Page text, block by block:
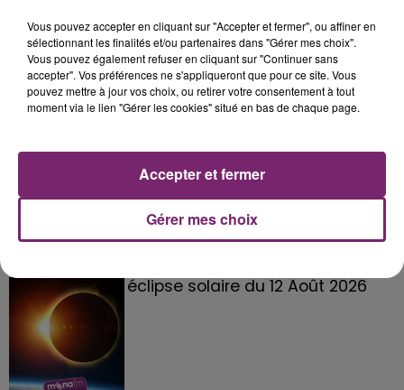
La Bulle - Guinguette éphémère
de Frelinghien !
éclipse solaire du 12 Août 2026
Vous pouvez accepter en cliquant sur "Accepter et fermer", ou affiner en
sélectionnant les finalités et/ou partenaires dans "Gérer mes choix".
Vous pouvez également refuser en cliquant sur "Continuer sans
accepter". Vos préférences ne s'appliqueront que pour ce site. Vous
pouvez mettre à jour vos choix, ou retirer votre consentement à tout
moment via le lien "Gérer les cookies" situé en bas de chaque page.
Gérer mes choix
Accepter et fermer